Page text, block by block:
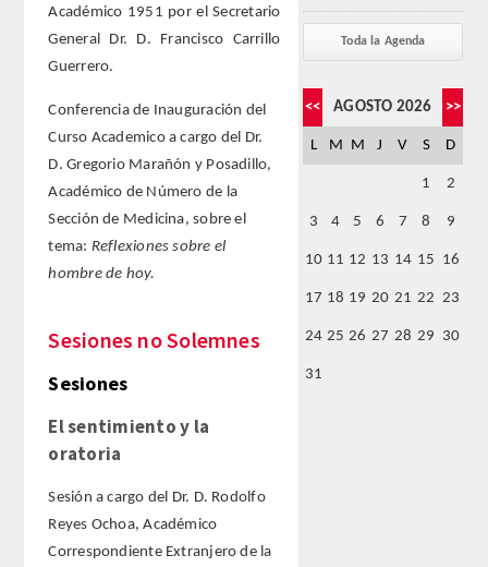
FARMACIA
CIENCIAS POLíTICAS Y DE LA ECONOMíA
SUPERNUMERARIOS
CORRESPONDIENTES
Nacionales
Extranjeros
HONOR
Académico 1951 por el Secretario
General Dr. D. Francisco Carrillo
Guerrero.
Conferencia de Inauguración del
Curso Academico a cargo del Dr.
D. Gregorio Marañón y Posadillo,
Académico de Número de la
Sección de Medicina, sobre el
tema: Reflexiones sobre el
hombre de hoy.
Sesiones no Solemnes
Sesiones
El sentimiento y la
oratoria
Sesión a cargo del Dr. D. Rodolfo
Reyes Ochoa, Académico
Correspondiente Extranjero de la
Toda la Agenda
<< AGOSTO 2026 >>
L M M J V S D
1 2
3 4 5 6 7 8 9
10 11 12 13 14 15 16
17 18 19 20 21 22 23
24 25 26 27 28 29 30
31